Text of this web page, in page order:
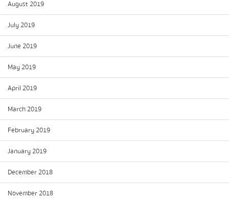
August 2019
July 2019
June 2019
May 2019
April 2019
March 2019
February 2019
January 2019
December 2018
November 2018